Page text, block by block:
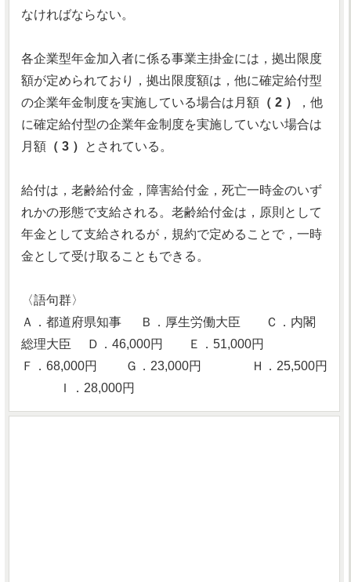
なければならない。
各企業型年金加入者に係る事業主掛金には，拠出限度
額が定められており，拠出限度額は，他に確定給付型
の企業年金制度を実施している場合は月額 （ 2 ）
，他
に確定給付型の企業年金制度を実施していない場合は
月額 （ 3 ） とされている。
給付は，老齢給付金，障害給付金，死亡一時金のいず
れかの形態で支給される。老齢給付金は，原則として
年金として支給されるが，規約で定めることで，一時
金として受け取ることもできる。
〈語句群〉
Ａ．都道府県知事 Ｂ．厚生労働大臣 Ｃ．内閣
総理大臣 Ｄ．46,000円 Ｅ．51,000円
Ｆ．68,000円 Ｇ．23,000円 Ｈ．25,500円
Ｉ．28,000円